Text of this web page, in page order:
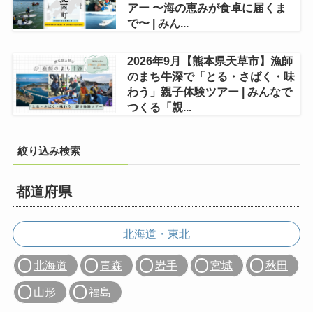
アー 〜海の恵みが食卓に届くま
で〜 | みん...
2026年9月【熊本県天草市】漁師
のまち牛深で「とる・さばく・味
わう」親子体験ツアー | みんなで
つくる「親...
絞り込み検索
都道府県
北海道・東北
北海道 青森 岩手 宮城 秋田
山形 福島